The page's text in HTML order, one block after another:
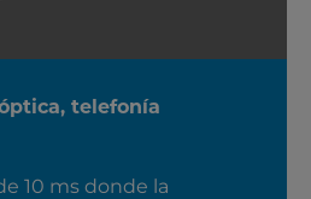
telefonía
10 ms donde la